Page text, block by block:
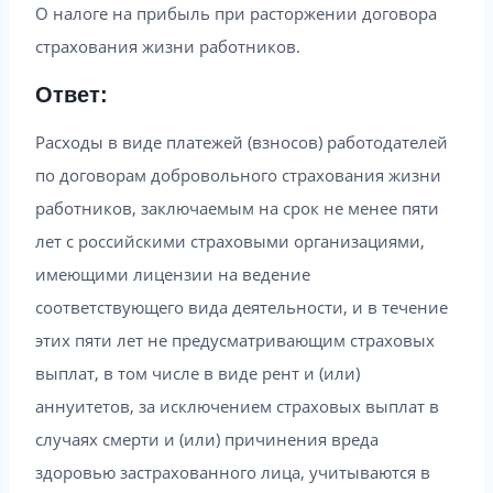
О налоге на прибыль при расторжении договора
страхования жизни работников.
Ответ:
Расходы в виде платежей (взносов) работодателей
по договорам добровольного страхования жизни
работников, заключаемым на срок не менее пяти
лет с российскими страховыми организациями,
имеющими лицензии на ведение
соответствующего вида деятельности, и в течение
этих пяти лет не предусматривающим страховых
выплат, в том числе в виде рент и (или)
аннуитетов, за исключением страховых выплат в
случаях смерти и (или) причинения вреда
здоровью застрахованного лица, учитываются в